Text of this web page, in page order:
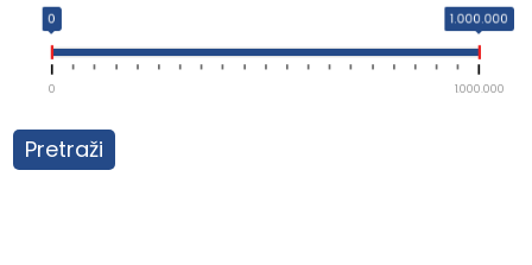
0 1.000.000
0 1.000.000
Pretraži